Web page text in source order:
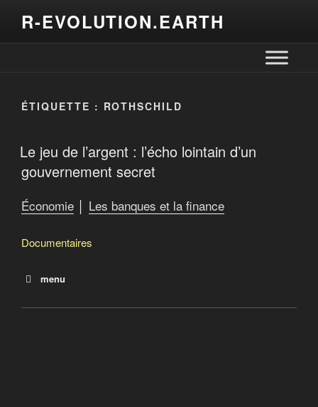
R-EVOLUTION.EARTH
ÉTIQUETTE : ROTHSCHILD
Le jeu de l’argent : l’écho lointain d’un
gouvernement secret
Économie │ Les banques et la finance
Documentaires
menu